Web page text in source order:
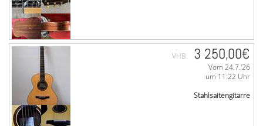
»TAYLOR GRAND AUDITORIUM XX-RS
Taylor Grand Auditorium XX-RS, Baujahr 1994. Limited
Edition Nr. 159 von 250 Stück weltweit. Die Gitarre wurde
anlässlich des 20-zigsten Firmenjubiläums bei ...mehr
VHB. 3 250,00€
Vom 24.7.'26
um 11:22 Uhr
Stahlsaitengitarre